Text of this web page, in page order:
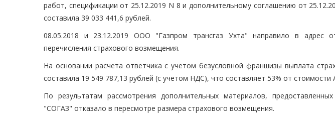
работ, спецификации от 25.12.2019 N 8 и дополнительному соглашению от
составила 39 033 441,6 рублей.
08.05.2018 и 23.12.2019 ООО "Газпром трансгаз Ухта" направило в адрес
перечисления страхового возмещения.
На основании расчета ответчика с учетом безусловной франшизы выплата
составила 19 549 787,13 рублей (с учетом НДС), что составляет 53% от
По результатам рассмотрения дополнительных материалов,
"СОГАЗ" отказало в пересмотре размера страхового возмещения.